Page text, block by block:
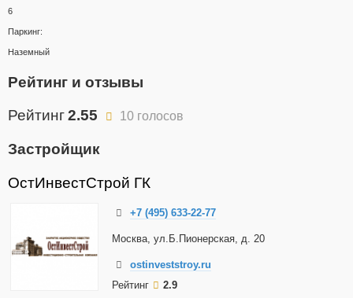
6
Паркинг:
Наземный
Рейтинг и отзывы
Рейтинг2.55 10 голосов
Застройщик
ОстИнвестСтрой ГК
+7 (495) 633-22-77
Москва, ул.Б.Пионерская, д. 20
ostinveststroy.ru
Рейтинг
2.9